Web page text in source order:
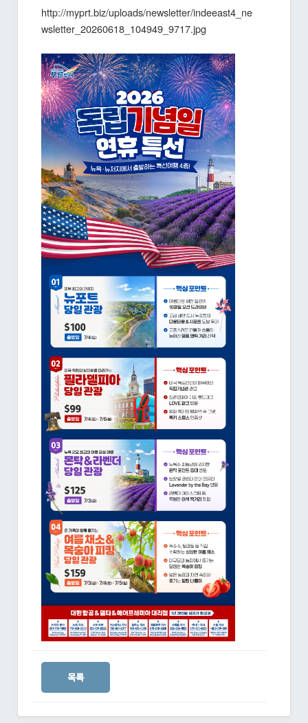
http://myprt.biz/uploads/newsletter/indeeast4_ne
wsletter_20260618_104949_9717.jpg
목록